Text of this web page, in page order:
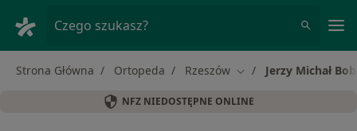
Czego szukasz?
Strona Główna Ortopeda Rzeszów Zmień miasto
Jerzy Michał
NFZ NIEDOSTĘPNE ONLINE